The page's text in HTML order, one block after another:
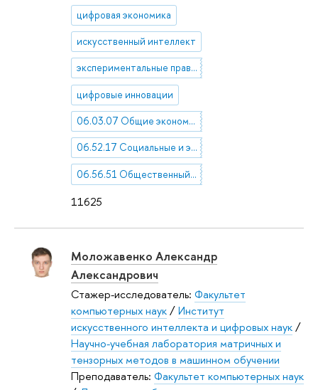
11625
цифровая экономика
искусственный интеллект
экспериментальные правовые режимы
цифровые инновации
06.03.07 Общие экономические теории
06.52.17 Социальные и экономические проблемы развития
06.56.51 Общественный сектор
Моложавенко Александр
Александрович
Стажер-исследователь: Факультет
компьютерных наук/Институт
искусственного интеллекта и цифровых наук/
Научно-учебная лаборатория матричных и
тензорных методов в машинном обучении
Преподаватель: Факультет компьютерных наук